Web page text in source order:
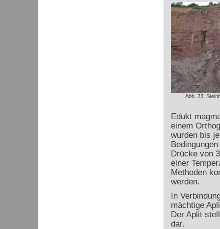
Abb. 23:
Edukt
einem
wurden bis
Drücke von
einer
Methoden
werden.
In
mächtige
Der Aplit
dar.